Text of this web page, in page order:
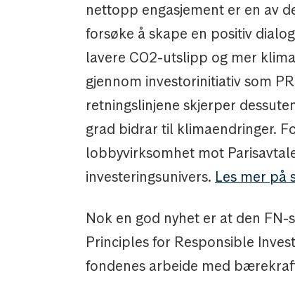
nettopp engasjement er en av
forsøke å skape en positiv
lavere CO2-utslipp og mer
gjennom investorinitiativ som
retningslinjene skjerper
grad bidrar til klimaendringer.
lobbyvirksomhet mot
investeringsunivers. Les mer på
Nok en god nyhet er at den
Principles for Responsible
fondenes arbeide med